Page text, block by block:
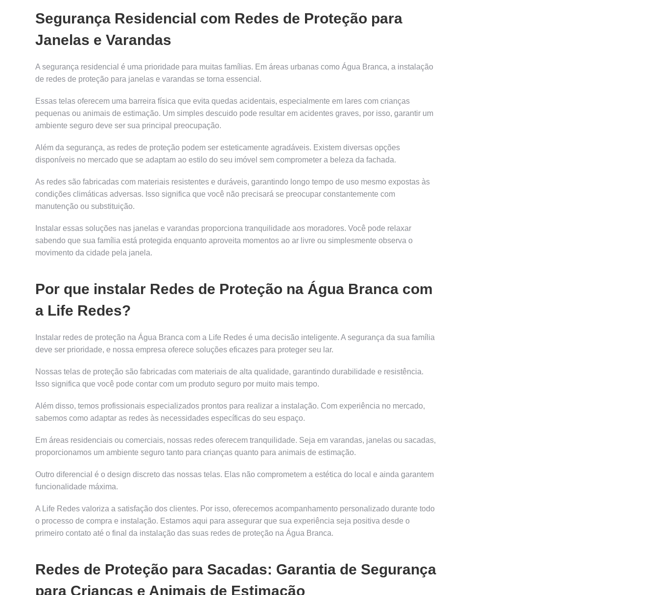
Segurança Residencial com Redes de Proteção para
Janelas e Varandas
A segurança residencial é uma prioridade para muitas famílias. Em áreas urbanas como Água Branca, a instalação
de redes de proteção para janelas e varandas se torna essencial.
Essas telas oferecem uma barreira física que evita quedas acidentais, especialmente em lares com crianças
pequenas ou animais de estimação. Um simples descuido pode resultar em acidentes graves, por isso, garantir um
ambiente seguro deve ser sua principal preocupação.
Além da segurança, as redes de proteção podem ser esteticamente agradáveis. Existem diversas opções
disponíveis no mercado que se adaptam ao estilo do seu imóvel sem comprometer a beleza da fachada.
As redes são fabricadas com materiais resistentes e duráveis, garantindo longo tempo de uso mesmo expostas às
condições climáticas adversas. Isso significa que você não precisará se preocupar constantemente com
manutenção ou substituição.
Instalar essas soluções nas janelas e varandas proporciona tranquilidade aos moradores. Você pode relaxar
sabendo que sua família está protegida enquanto aproveita momentos ao ar livre ou simplesmente observa o
movimento da cidade pela janela.
Por que instalar Redes de Proteção na Água Branca com
a Life Redes?
Instalar redes de proteção na Água Branca com a Life Redes é uma decisão inteligente. A segurança da sua família
deve ser prioridade, e nossa empresa oferece soluções eficazes para proteger seu lar.
Nossas telas de proteção são fabricadas com materiais de alta qualidade, garantindo durabilidade e resistência.
Isso significa que você pode contar com um produto seguro por muito mais tempo.
Além disso, temos profissionais especializados prontos para realizar a instalação. Com experiência no mercado,
sabemos como adaptar as redes às necessidades específicas do seu espaço.
Em áreas residenciais ou comerciais, nossas redes oferecem tranquilidade. Seja em varandas, janelas ou sacadas,
proporcionamos um ambiente seguro tanto para crianças quanto para animais de estimação.
Outro diferencial é o design discreto das nossas telas. Elas não comprometem a estética do local e ainda garantem
funcionalidade máxima.
A Life Redes valoriza a satisfação dos clientes. Por isso, oferecemos acompanhamento personalizado durante todo
o processo de compra e instalação. Estamos aqui para assegurar que sua experiência seja positiva desde o
primeiro contato até o final da instalação das suas redes de proteção na Água Branca.
Redes de Proteção para Sacadas: Garantia de Segurança
para Crianças e Animais de Estimação